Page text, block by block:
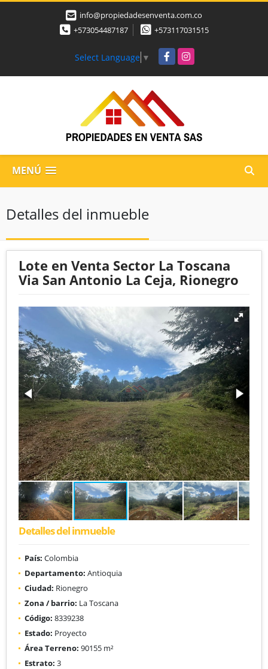
info@propiedadesenventa.com.co
+573054487187
+573117031515
Select Language ▼ FacebookInstagram
MENÚ
Detalles del inmueble
Lote en Venta Sector La Toscana
Via San Antonio La Ceja, Rionegro
Detalles del inmueble
País: Colombia
Departamento: Antioquia
Ciudad: Rionegro
Zona / barrio: La Toscana
Código: 8339238
Estado: Proyecto
Área Terreno: 90155 m²
Estrato: 3